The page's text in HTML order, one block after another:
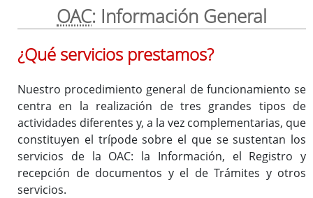
Portada
Qué pretendemos
Qué servicios prestamos
Certificado de Firma Electrónica
Inventario de Procedimientos
OAC: Información General
¿Qué servicios prestamos?
Nuestro procedimiento general de funcionamiento se
centra en la realización de tres grandes tipos de
actividades diferentes y, a la vez complementarias, que
constituyen el trípode sobre el que se sustentan los
servicios de la OAC: la Información, el Registro y
recepción de documentos y el de Trámites y otros
servicios.